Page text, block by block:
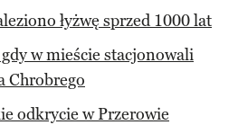
łyżwę sprzed 1000 lat
w mieście stacjonowali
Chrobrego
odkrycie w Przerowie